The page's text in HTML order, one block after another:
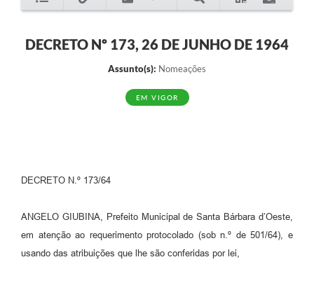
Legislação
Conselhos Municipais
DECRETO Nº 173, 26 DE JUNHO DE 1964
Assunto(s): Nomeações
EM VIGOR
DECRETO N.º 173/64
ANGELO GIUBINA, Prefeito Municipal de Santa Bárbara d’Oeste,
em atenção ao requerimento protocolado (sob n.º de 501/64), e
usando das atribuições que lhe são conferidas por lei,